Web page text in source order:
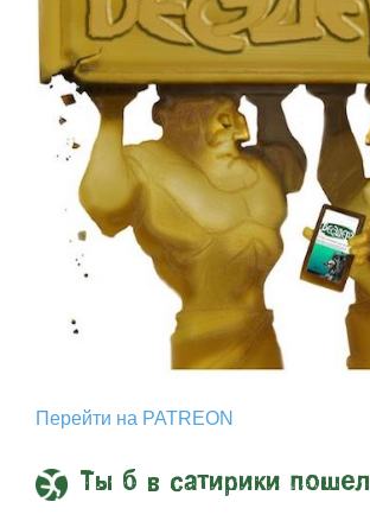
Перейти на PATREON
Ты б в сатирики пошел